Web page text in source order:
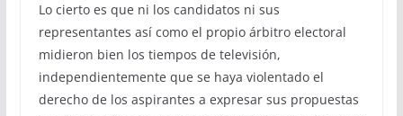
Lo cierto es que ni los candidatos ni sus
representantes así como el propio árbitro electoral
midieron bien los tiempos de televisión,
independientemente que se haya violentado el
derecho de los aspirantes a expresar sus propuestas